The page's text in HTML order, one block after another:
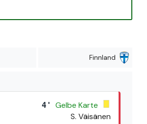
Finnland
4'
Gelbe Karte
S. Väisänen